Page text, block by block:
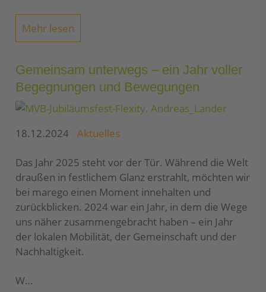
Mehr lesen
Gemeinsam unterwegs – ein Jahr voller
Begegnungen und Bewegungen
18.12.2024 Aktuelles
Das Jahr 2025 steht vor der Tür. Während die Welt
draußen in festlichem Glanz erstrahlt, möchten wir
bei marego einen Moment innehalten und
zurückblicken. 2024 war ein Jahr, in dem die Wege
uns näher zusammengebracht haben – ein Jahr
der lokalen Mobilität, der Gemeinschaft und der
Nachhaltigkeit.
W…